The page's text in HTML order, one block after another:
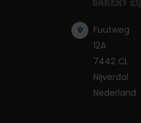
Fuutweg
12A
7442 CL
Nijverdal
Nederland